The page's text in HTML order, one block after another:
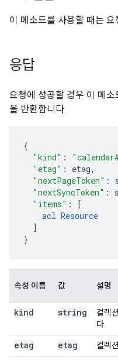
이 메소드를 사용할 때는
응답
요청에 성공할 경우 이 메
을 반환합니다.
"kind" :
"etag" : etag,
"nextPageToken" :
"nextSyncToken" :
"items" :
[
acl Resource
]
}
속성 이름 값 설명
kind string 컬렉
다.
etag etag 컬렉